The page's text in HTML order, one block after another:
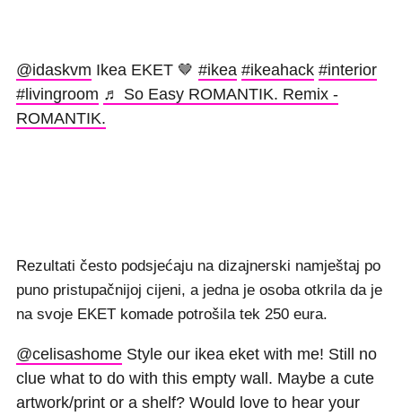
@idaskvm Ikea EKET 🤎 #ikea #ikeahack #interior
#livingroom ♬ So Easy ROMANTIK. Remix -
ROMANTIK.
Rezultati često podsjećaju na dizajnerski namještaj po
puno pristupačnijoj cijeni, a jedna je osoba otkrila da je
na svoje EKET komade potrošila tek 250 eura.
@celisashome Style our ikea eket with me! Still no
clue what to do with this empty wall. Maybe a cute
artwork/print or a shelf? Would love to hear your